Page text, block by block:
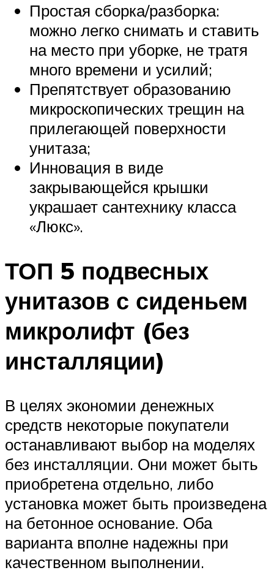
Простая сборка/разборка:
можно легко снимать и ставить
на место при уборке, не тратя
много времени и усилий;
Препятствует образованию
микроскопических трещин на
прилегающей поверхности
унитаза;
Инновация в виде
закрывающейся крышки
украшает сантехнику класса
«Люкс».
ТОП 5 подвесных
унитазов с сиденьем
микролифт (без
инсталляции)
В целях экономии денежных
средств некоторые покупатели
останавливают выбор на моделях
без инсталляции. Они может быть
приобретена отдельно, либо
установка может быть произведена
на бетонное основание. Оба
варианта вполне надежны при
качественном выполнении.